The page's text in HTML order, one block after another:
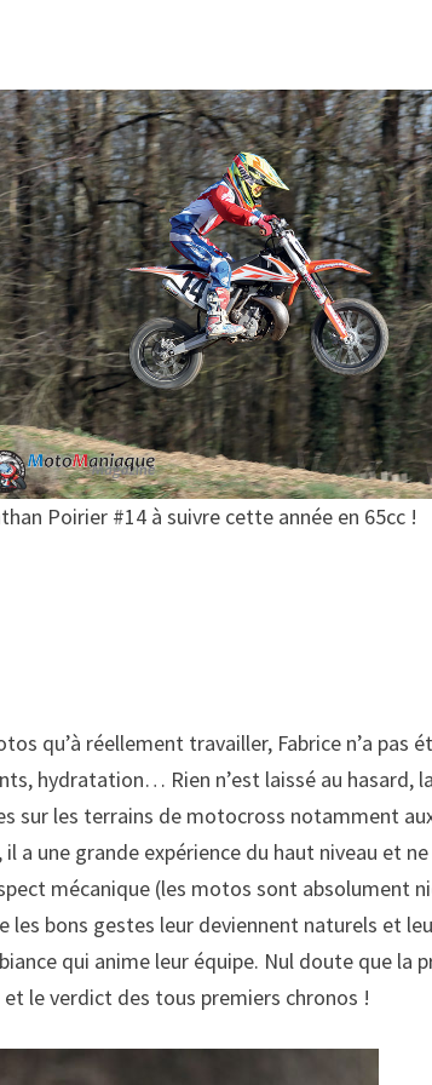
Poirier #14 à suivre cette année en 65cc !
qu’à réellement travailler, Fabrice n’a pas
hydratation… Rien n’est laissé au hasard,
sur les terrains de motocross notamment
a une grande expérience du haut niveau et
mécanique (les motos sont absolument
les bons gestes leur deviennent naturels et
qui anime leur équipe. Nul doute que la
le verdict des tous premiers chronos !